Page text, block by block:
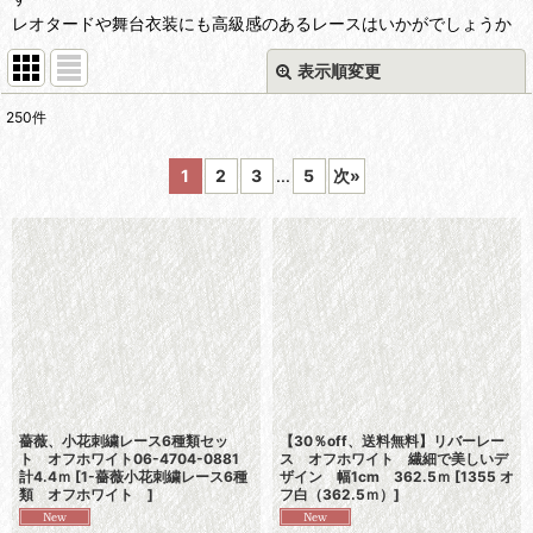
レオタードや舞台衣装にも高級感のあるレースはいかがでしょうか
表示順変更
並び順
絞り込む
250件
1 2 3 ... 5 次»
薔薇、小花刺繍レース6種類セッ
ト オフホワイト06-4704-0881
計4.4ｍ [1-薔薇小花刺繍レース6種
類 オフホワイト]
【30％off、送料無料】リバーレー
ス オフホワイト 繊細で美しいデ
ザイン 幅1cm 362.5ｍ [1355 オ
フ白（362.5ｍ）]